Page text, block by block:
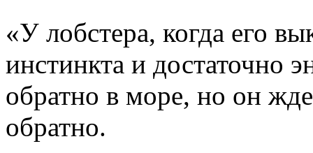
«У лобстера, когда его
инстинкта и достаточно
обратно в море, но он
обратно.